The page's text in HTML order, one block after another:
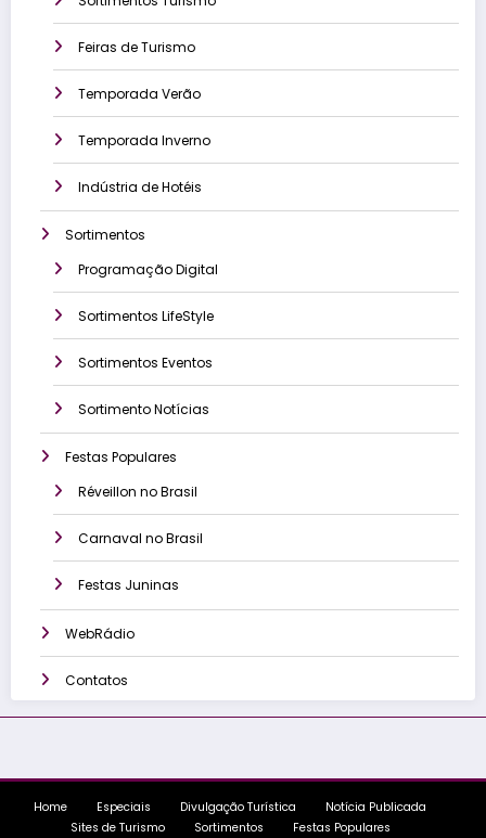
Feiras de Turismo
Temporada Verão
Temporada Inverno
Indústria de Hotéis
Sortimentos
Programação Digital
Sortimentos LifeStyle
Sortimentos Eventos
Sortimento Notícias
Festas Populares
Réveillon no Brasil
Carnaval no Brasil
Festas Juninas
WebRádio
Contatos
Home Especiais Divulgação Turística
Notícia Publicada
Sites de Turismo
Sortimentos Festas Populares